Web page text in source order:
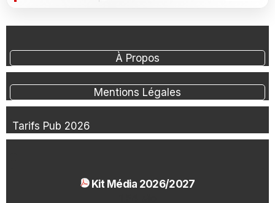
À Propos
Mentions Légales
Tarifs Pub 2026
Kit Média 2026/2027